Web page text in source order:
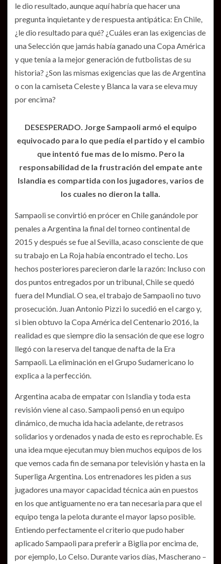
le dio resultado, aunque aquí habría que hacer una
pregunta inquietante y de respuesta antipática: En Chile,
¿le dio resultado para qué? ¿Cuáles eran las exigencias de
una Selección que jamás había ganado una Copa América
y que tenía a la mejor generación de futbolistas de su
historia? ¿Son las mismas exigencias que las de Argentina
o con la camiseta Celeste y Blanca la vara se eleva muy
por encima?
DESESPERADO. Jorge Sampaoli armó el equipo
equivocado para lo que pedía el partido y el cambio
que intentó fue mas de lo mismo. Pero la
responsabilidad de la frustración del empate ante
Islandia es compartida con los jugadores, varios de
los cuales no dieron la talla.
Sampaoli se convirtió en prócer en Chile ganándole por
penales a Argentina la final del torneo continental de
2015 y después se fue al Sevilla, acaso consciente de que
su trabajo en La Roja había encontrado el techo. Los
hechos posteriores parecieron darle la razón: Incluso con
dos puntos entregados por un tribunal, Chile se quedó
fuera del Mundial. O sea, el trabajo de Sampaoli no tuvo
prosecución. Juan Antonio Pizzi lo sucedió en el cargo y,
si bien obtuvo la Copa América del Centenario 2016, la
realidad es que siempre dio la sensación de que ese logro
llegó con la reserva del tanque de nafta de la Era
Sampaoli. La eliminación en el Grupo Sudamericano lo
explica a la perfección.
Argentina acaba de empatar con Islandia y toda esta
revisión viene al caso. Sampaoli pensó en un equipo
dinámico, de mucha ida hacia adelante, de retrasos
solidarios y ordenados y nada de esto es reprochable. Es
una idea mque ejecutan muy bien muchos equipos de los
que vemos cada fin de semana por televisión y hasta en la
Superliga Argentina. Los entrenadores les piden a sus
jugadores una mayor capacidad técnica aún en puestos
en los que antiguamente no era tan necesaria para que el
equipo tenga la pelota durante el mayor lapso posible.
Entiendo perfectamente el criterio que pudo haber
aplicado Sampaoli para preferir a Biglia por encima de,
por ejemplo, Lo Celso. Durante varios días, Mascherano –